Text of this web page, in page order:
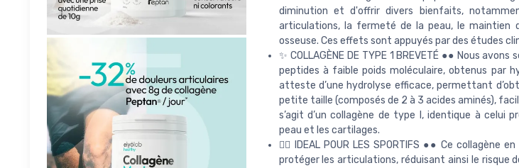
diminution et d'offrir divers bienfaits,
articulations, la fermeté de la peau, le maintien
osseuse. Ces effets sont appuyés par des études
✨ COLLAGÈNE DE TYPE 1 BREVETÉ ●● Nous
peptides à faible poids moléculaire, obtenus par
atteste d’une hydrolyse efficace, permettant
petite taille (composés de 2 à 3 acides aminés),
s’agit d’un collagène de type I, identique à celui
peau et les cartilages.
🏃‍♀️ IDEAL POUR LES SPORTIFS ●● Ce collagène
protéger les articulations, réduisant ainsi le risque